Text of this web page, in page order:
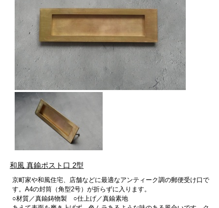
和風 真鍮ポスト口 2型
京町家や和風住宅、店舗などに最適なアンティーク調の郵便受け口で
す。A4の封筒（角型2号）が折らずに入ります。
○材質／真鍮鋳物製 ○仕上げ／真鍮素地